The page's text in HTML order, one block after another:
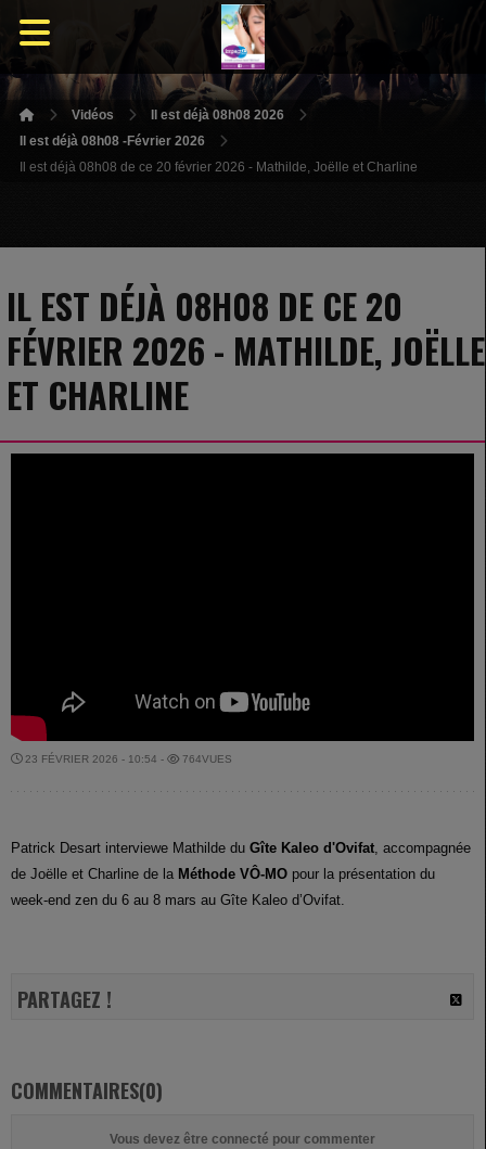
Vidéos
Il est déjà 08h08 2026
Il est déjà 08h08 -Février 2026
Il est déjà 08h08 de ce 20 février 2026 - Mathilde, Joëlle et Charline
IL EST DÉJÀ 08H08 DE CE 20
FÉVRIER 2026 - MATHILDE, JOËLLE
ET CHARLINE
23 FÉVRIER 2026 - 10:54 - 764VUES
Patrick Desart interviewe Mathilde du Gîte Kaleo d'Ovifat, accompagnée
de Joëlle et Charline de la Méthode VÔ-MO pour la présentation du
week-end zen du 6 au 8 mars au Gîte Kaleo d’Ovifat.
PARTAGEZ !
COMMENTAIRES(0)
Vous devez être connecté pour commenter